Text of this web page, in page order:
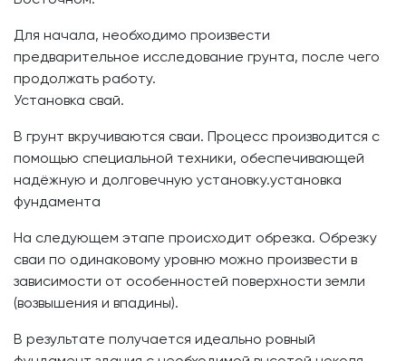
Для начала, необходимо произвести
предварительное исследование грунта, после чего
продолжать работу.
Установка свай.
В грунт вкручиваются сваи. Процесс производится с
помощью специальной техники, обеспечивающей
надёжную и долговечную установку.установка
фундамента
На следующем этапе происходит обрезка. Обрезку
сваи по одинаковому уровню можно произвести в
зависимости от особенностей поверхности земли
(возвышения и впадины).
В результате получается идеально ровный